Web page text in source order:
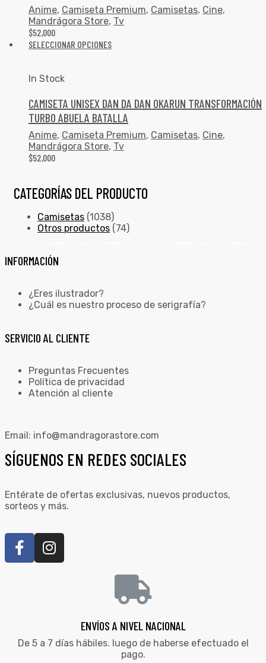
Anime, Camiseta Premium, Camisetas, Cine,
Mandrágora Store, Tv
$52,000
SELECCIONAR OPCIONES
In Stock
CAMISETA UNISEX DAN DA DAN OKARUN TRANSFORMACIÓN
TURBO ABUELA BATALLA
Anime, Camiseta Premium, Camisetas, Cine,
Mandrágora Store, Tv
$52,000
CATEGORÍAS DEL PRODUCTO
Camisetas (1038)
Otros productos (74)
INFORMACIÓN
¿Eres ilustrador?
¿Cuál es nuestro proceso de serigrafía?
SERVICIO AL CLIENTE
Preguntas Frecuentes
Política de privacidad
Atención al cliente
Email: info@mandragorastore.com
SÍGUENOS EN REDES SOCIALES
Entérate de ofertas exclusivas, nuevos productos,
sorteos y más.
ENVÍOS A NIVEL NACIONAL
De 5 a 7 días hábiles. luego de haberse efectuado el
pago.